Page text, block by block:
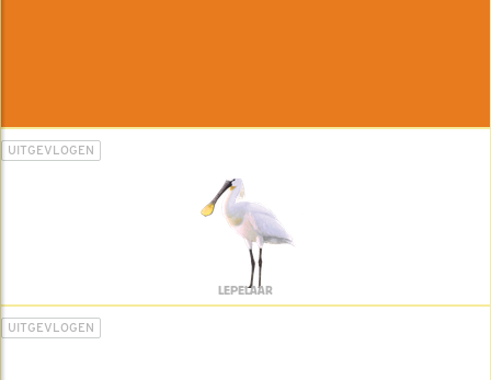
UITGEVLOGEN
LEPELAAR
UITGEVLOGEN